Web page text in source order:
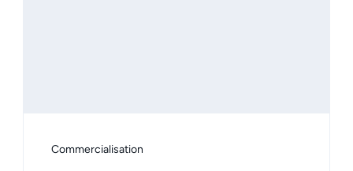
Commercialisation